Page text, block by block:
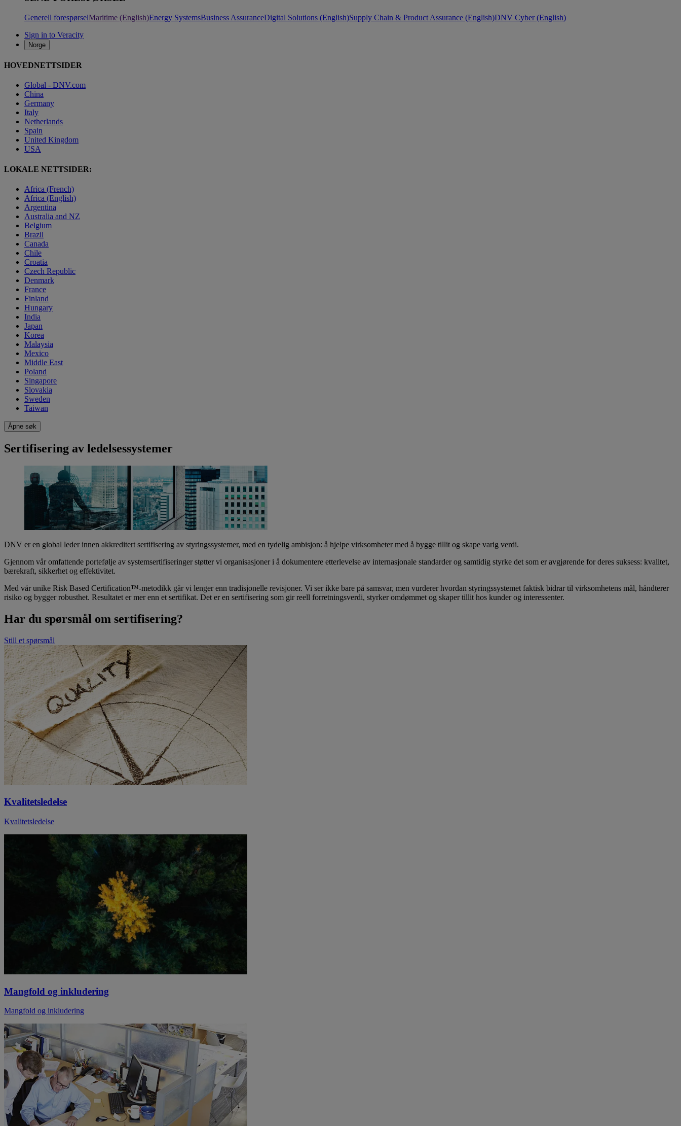
Generell forespørselMaritime (English)Energy SystemsBusiness AssuranceDigital Solutions (English)Supply Chain & Product Assurance (English)DNV Cyber (English)
Sign in to Veracity
Norge
HOVEDNETTSIDER
Global - DNV.com
China
Germany
Italy
Netherlands
Spain
United Kingdom
USA
LOKALE NETTSIDER:
Africa (French)
Africa (English)
Argentina
Australia and NZ
Belgium
Brazil
Canada
Chile
Croatia
Czech Republic
Denmark
France
Finland
Hungary
India
Japan
Korea
Malaysia
Mexico
Middle East
Poland
Singapore
Slovakia
Sweden
Taiwan
Åpne søk
Sertifisering av ledelsessystemer
DNV er en global leder innen akkreditert sertifisering av styringssystemer, med en tydelig ambisjon: å hjelpe virksomheter med å bygge tillit og skape varig verdi.
Gjennom vår omfattende portefølje av systemsertifiseringer støtter vi organisasjoner i å dokumentere etterlevelse av internasjonale standarder og samtidig styrke det som er avgjørende for deres suksess: kvalitet,
bærekraft, sikkerhet og effektivitet.
Med vår unike Risk Based Certification™-metodikk går vi lenger enn tradisjonelle revisjoner. Vi ser ikke bare på samsvar, men vurderer hvordan styringssystemet faktisk bidrar til virksomhetens mål, håndterer
risiko og bygger robusthet. Resultatet er mer enn et sertifikat. Det er en sertifisering som gir reell forretningsverdi, styrker omdømmet og skaper tillit hos kunder og interessenter.
Har du spørsmål om sertifisering?
Still et spørsmål
Kvalitetsledelse
Kvalitetsledelse
Mangfold og inkludering
Mangfold og inkludering